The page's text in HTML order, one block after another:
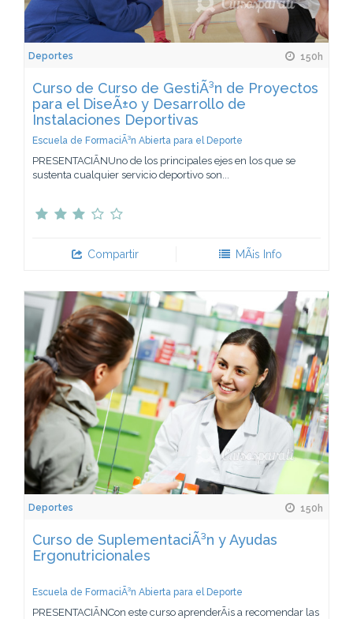
Deportes 150h
Curso de Curso de GestiÃ³n de Proyectos
para el DiseÃ±o y Desarrollo de
Instalaciones Deportivas
Escuela de FormaciÃ³n Abierta para el Deporte
PRESENTACIÃNUno de los principales ejes en los que se
sustenta cualquier servicio deportivo son...
Compartir MÃ¡s Info
Deportes 150h
Curso de SuplementaciÃ³n y Ayudas
Ergonutricionales
Escuela de FormaciÃ³n Abierta para el Deporte
PRESENTACIÃNCon este curso aprenderÃ¡s a recomendar las